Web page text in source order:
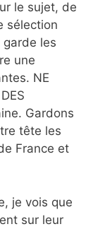
le sujet, de
sélection
les
une
NE
Gardons
tête les
France et
je vois que
sur leur